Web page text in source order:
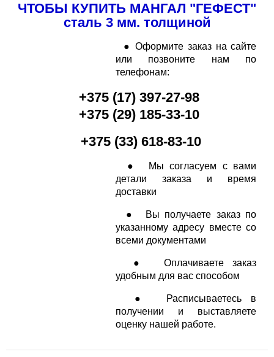
ЧТОБЫ КУПИТЬ МАНГАЛ "ГЕФЕСТ"
сталь 3 мм. толщиной
● Оформите заказ на сайте
или позвоните нам по
телефонам:
+375 (17) 397-27-98
+375 (29) 185-33-10
+375 (33) 618-83-10
● Мы согласуем с вами
детали заказа и время
доставки
● Вы получаете заказ по
указанному адресу вместе со
всеми документами
● Оплачиваете заказ
удобным для вас способом
● Расписываетесь в
получении и выставляете
оценку нашей работе.